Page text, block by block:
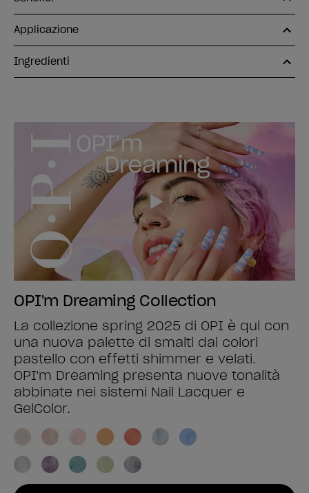
Applicazione
Ingredienti
OPI'm Dreaming Collection
La collezione spring 2025 di OPI è qui con
una nuova palette di smalti dai colori
pastello con effetti shimmer e velati.
OPI'm Dreaming presenta nuove tonalità
abbinate nei sistemi Nail Lacquer e
GelColor.